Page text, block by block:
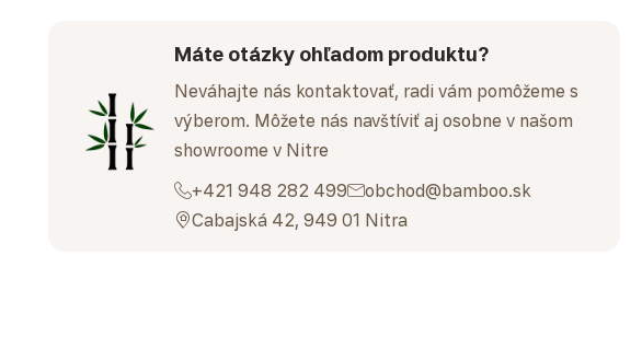
Máte otázky ohľadom produktu?
Neváhajte nás kontaktovať, radi vám pomôžeme s
výberom. Môžete nás navštíviť aj osobne v našom
showroome v Nitre
+421 948 282 499
obchod@bamboo.sk
Cabajská 42, 949 01 Nitra